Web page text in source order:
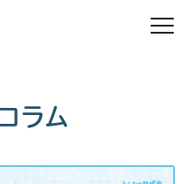
ラム